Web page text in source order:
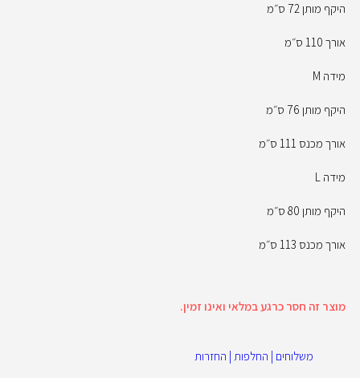
היקף מותן 72 ס״מ
אורך 110 ס״מ
מידה M
היקף מותן 76 ס״מ
אורך מכנס 111 ס״מ
מידה L
היקף מותן 80 ס״מ
אורך מכנס 113 ס״מ
מוצר זה חסר כרגע במלאי ואינו זמין.
משלוחים | החלפות | החזרות